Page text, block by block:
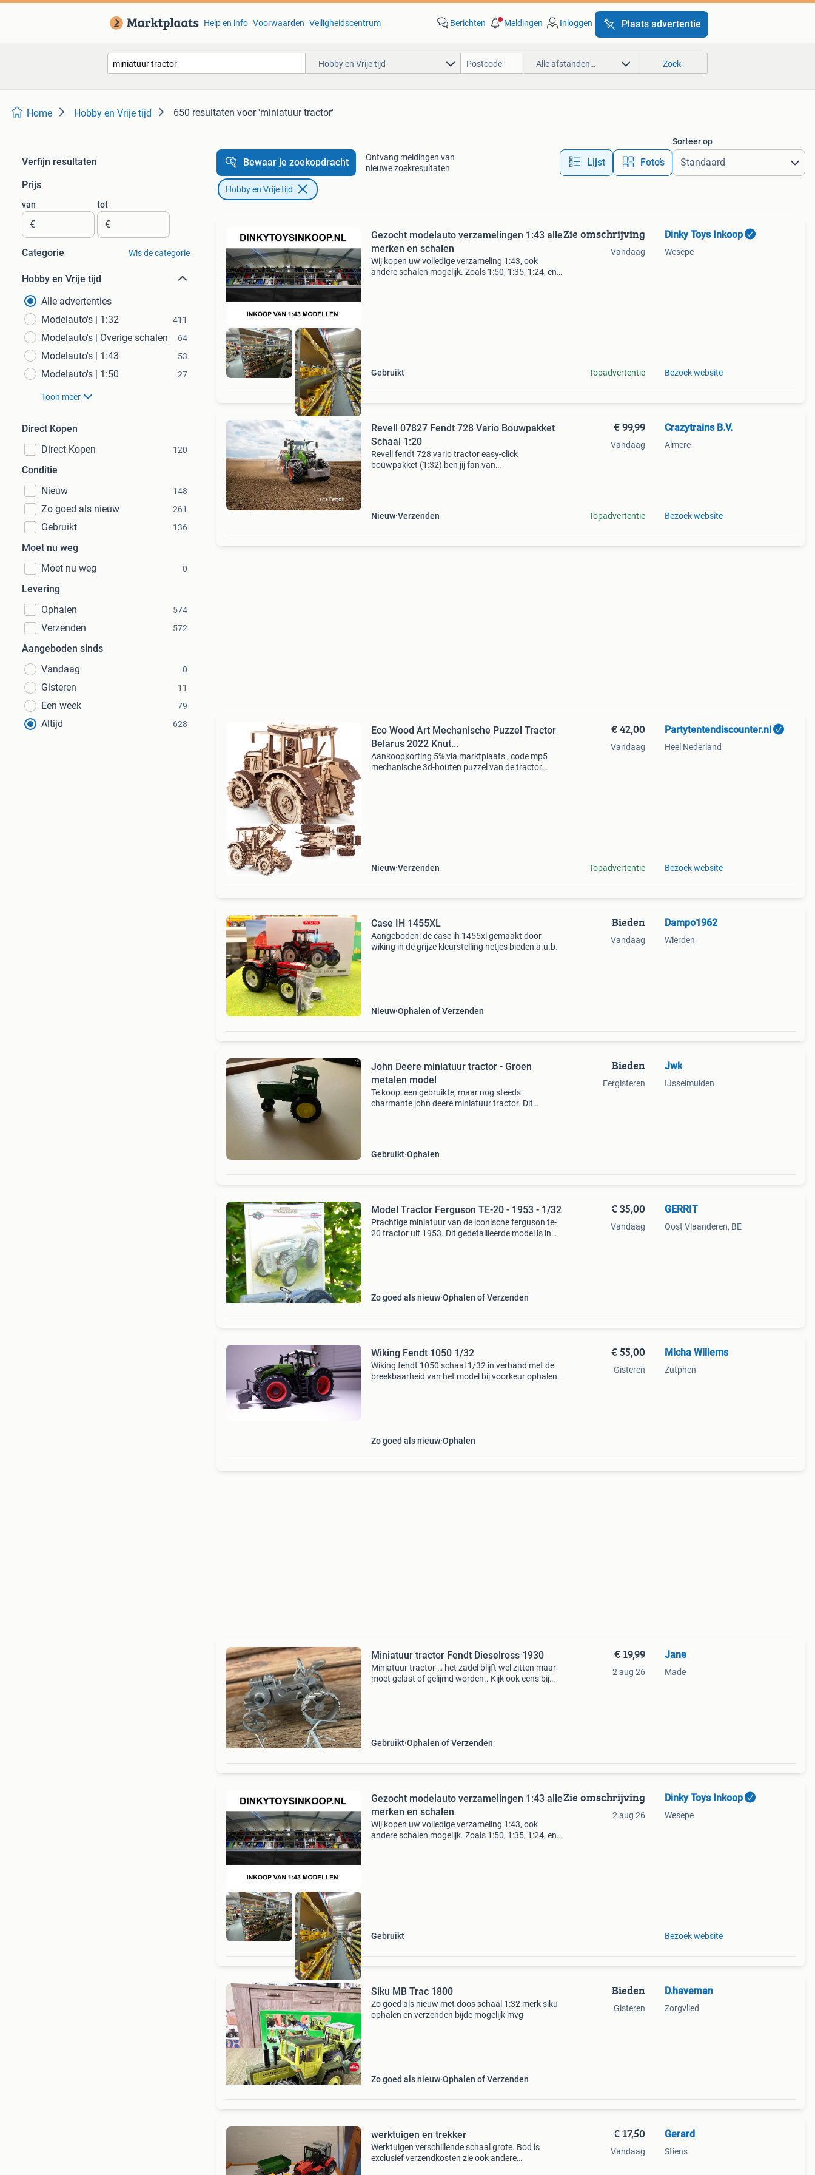
Help en info Voorwaarden Veiligheidscentrum Berichten Meldingen Inloggen Plaats advertentie
Hobby en Vrije tijd Alle afstanden… Zoek
Home Hobby en Vrije tijd 650 resultaten voor 'miniatuur tractor'
Verfijn resultaten
Prijs
van
€
tot
€
Categorie Wis de categorie
Hobby en Vrije tijd
Alle advertenties
Modelauto's | 1:32
411
Modelauto's | Overige schalen 64
Modelauto's | 1:43 53
Modelauto's | 1:50 27
Toon meer
Direct Kopen
Direct Kopen
120
Conditie
Nieuw
148
Zo goed als nieuw 261
Gebruikt 136
Moet nu weg
Moet nu weg
0
Levering
Ophalen
574
Verzenden 572
Aangeboden sinds
Vandaag
0
Gisteren 11
Een week 79
Altijd 628
Bewaar je zoekopdracht
Ontvang meldingen van
nieuwe zoekresultaten
Lijst Foto’s
Sorteer op
Hobby en Vrije tijd
Gezocht modelauto verzamelingen 1:43 alle
merken en schalen
Wij kopen uw volledige verzameling 1:43, ook
andere schalen mogelijk. Zoals 1:50, 1:35, 1:24, en
Gebruikt
Zie omschrijving
Vandaag
Topadvertentie
Dinky Toys Inkoop
Wesepe
Bezoek website
Revell 07827 Fendt 728 Vario Bouwpakket
Schaal 1:20
Revell fendt 728 vario tractor easy-click
bouwpakket (1:32) ben jij fan van
Nieuw Verzenden
€ 99,99
Vandaag
Topadvertentie
Crazytrains B.V.
Almere
Bezoek website
Eco Wood Art Mechanische Puzzel Tractor
Belarus 2022 Knut...
Aankoopkorting 5% via marktplaats , code mp5
mechanische 3d-houten puzzel van de tractor
Nieuw Verzenden
€ 42,00
Vandaag
Topadvertentie
Partytentendiscounter.nl
Heel Nederland
Bezoek website
Case IH 1455XL
Aangeboden: de case ih 1455xl gemaakt door
wiking in de grijze kleurstelling netjes bieden a.u.b.
Nieuw Ophalen of Verzenden
Bieden
Vandaag
Dampo1962
Wierden
John Deere miniatuur tractor - Groen
metalen model
Te koop: een gebruikte, maar nog steeds
charmante john deere miniatuur tractor. Dit
Gebruikt Ophalen
Bieden
Eergisteren
Jwk
IJsselmuiden
Model Tractor Ferguson TE-20 - 1953 - 1/32
Prachtige miniatuur van de iconische ferguson te-
20 tractor uit 1953. Dit gedetailleerde model is in
Zo goed als nieuw Ophalen of Verzenden
€ 35,00
Vandaag
GERRIT
Oost Vlaanderen, BE
Wiking Fendt 1050 1/32
Wiking fendt 1050 schaal 1/32 in verband met de
breekbaarheid van het model bij voorkeur ophalen.
Zo goed als nieuw Ophalen
€ 55,00
Gisteren
Micha Willems
Zutphen
Miniatuur tractor Fendt Dieselross 1930
Miniatuur tractor … het zadel blijft wel zitten maar
moet gelast of gelijmd worden.. Kijk ook eens bij
Gebruikt Ophalen of Verzenden
€ 19,99
2 aug 26
Jane
Made
Gezocht modelauto verzamelingen 1:43 alle
merken en schalen
Wij kopen uw volledige verzameling 1:43, ook
andere schalen mogelijk. Zoals 1:50, 1:35, 1:24, en
Gebruikt
Zie omschrijving
2 aug 26
Dinky Toys Inkoop
Wesepe
Bezoek website
Siku MB Trac 1800
Zo goed als nieuw met doos schaal 1:32 merk siku
ophalen en verzenden bijde mogelijk mvg
Zo goed als nieuw Ophalen of Verzenden
Bieden
Gisteren
D.haveman
Zorgvlied
werktuigen en trekker
Werktuigen verschillende schaal grote. Bod is
exclusief verzendkosten zie ook andere
€ 17,50
Vandaag
Gerard
Stiens